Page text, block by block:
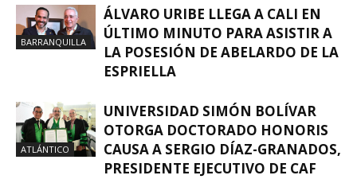
BARRANQUILLA
ÁLVARO URIBE LLEGA A CALI EN
ÚLTIMO MINUTO PARA ASISTIR A
LA POSESIÓN DE ABELARDO DE LA
ESPRIELLA
ATLÁNTICO
UNIVERSIDAD SIMÓN BOLÍVAR
OTORGA DOCTORADO HONORIS
CAUSA A SERGIO DÍAZ-GRANADOS,
PRESIDENTE EJECUTIVO DE CAF